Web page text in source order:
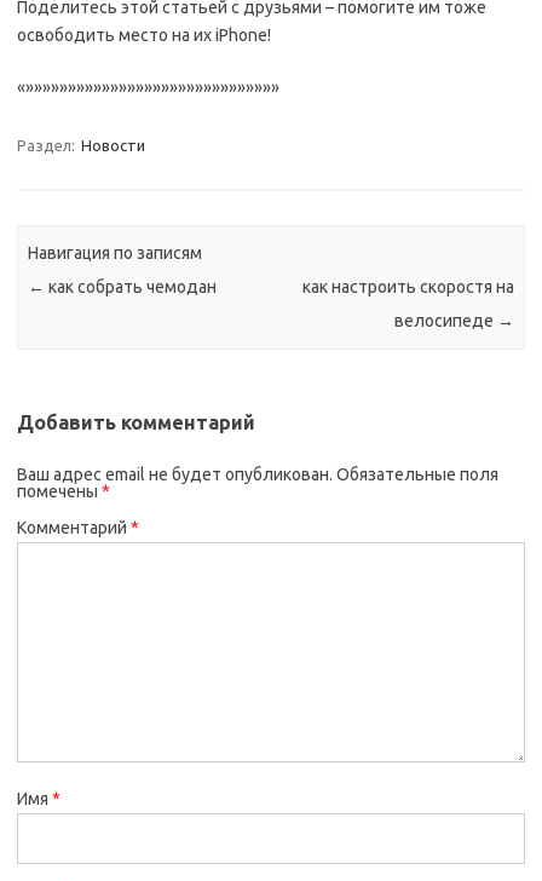
Поделитесь этой статьей с друзьями – помогите им тоже
освободить место на их iPhone!
«»»»»»»»»»»»»»»»»»»»»»»»»»»»»»»
Раздел: Новости
Навигация по записям
← как собрать чемодан
как настроить скоростя на
велосипеде →
Добавить комментарий
Ваш адрес email не будет опубликован. Обязательные поля
помечены *
Комментарий *
Имя *